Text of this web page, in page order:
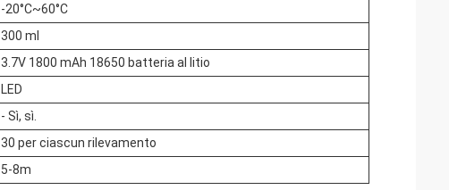
-20°C~60°C
300 ml
3.7V 1800 mAh 18650 batteria al litio
LED
- Sì, sì.
30 per ciascun rilevamento
5-8m